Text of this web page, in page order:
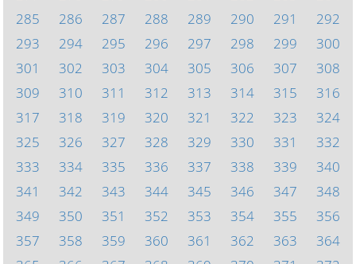
285
286 287 288 289 290 291
292
293
294 295 296 297 298 299
300
301
302 303 304 305 306 307
308
309
310 311 312 313 314 315
316
317
318 319 320 321 322 323
324
325
326 327 328 329 330 331
332
333
334 335 336 337 338 339
340
341
342 343 344 345 346 347
348
349
350 351 352 353 354 355
356
357
358 359 360 361 362 363
364